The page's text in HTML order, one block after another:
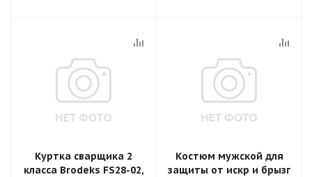
Куртка сварщика 2
класса Brodeks FS28-02,
Костюм мужской для
защиты от искр и брызг